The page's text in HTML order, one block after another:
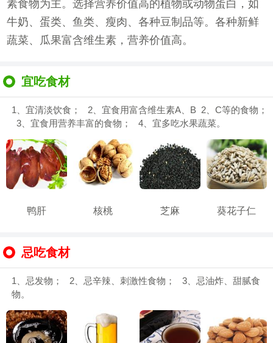
素食物为主。选择营养价值高的植物或动物蛋白，如
牛奶、蛋类、鱼类、瘦肉、各种豆制品等。各种新鲜
蔬菜、瓜果富含维生素，营养价值高。
宜吃食材
1、宜清淡饮食； 2、宜食用富含维生素A、B 2、C等的食物；
3、宜食用营养丰富的食物； 4、宜多吃水果蔬菜。
鸭肝 核桃 芝麻 葵花子仁
忌吃食材
1、忌发物； 2、忌辛辣、刺激性食物； 3、忌油炸、甜腻食
物。